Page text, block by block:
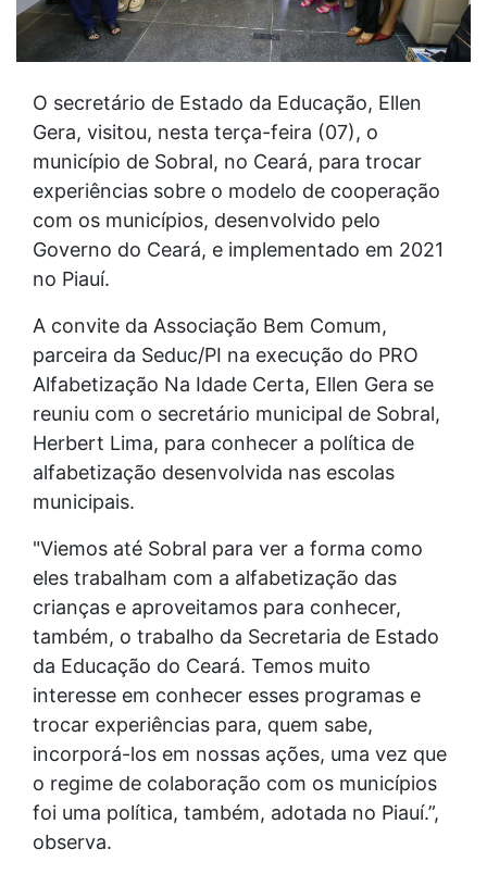
O secretário de Estado da Educação, Ellen
Gera, visitou, nesta terça-feira (07), o
município de Sobral, no Ceará, para trocar
experiências sobre o modelo de cooperação
com os municípios, desenvolvido pelo
Governo do Ceará, e implementado em 2021
no Piauí.
A convite da Associação Bem Comum,
parceira da Seduc/PI na execução do PRO
Alfabetização Na Idade Certa, Ellen Gera se
reuniu com o secretário municipal de Sobral,
Herbert Lima, para conhecer a política de
alfabetização desenvolvida nas escolas
municipais.
"Viemos até Sobral para ver a forma como
eles trabalham com a alfabetização das
crianças e aproveitamos para conhecer,
também, o trabalho da Secretaria de Estado
da Educação do Ceará. Temos muito
interesse em conhecer esses programas e
trocar experiências para, quem sabe,
incorporá-los em nossas ações, uma vez que
o regime de colaboração com os municípios
foi uma política, também, adotada no Piauí.”,
observa.